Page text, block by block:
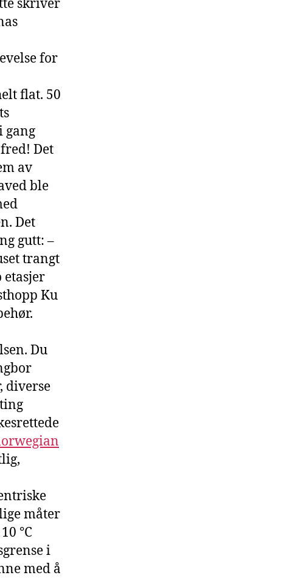
skriver
for
flat. 50
gang
Det
av
ble
Det
gutt: –
trangt
etasjer
Ku
Du
diverse
måter
°C
i
med å